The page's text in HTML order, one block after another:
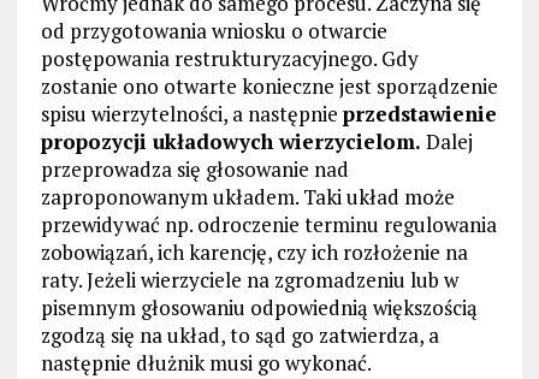
od przygotowania wniosku o otwarcie
postępowania restrukturyzacyjnego. Gdy
zostanie ono otwarte konieczne jest sporządzenie
spisu wierzytelności, a następnie przedstawienie
propozycji układowych wierzycielom. Dalej
przeprowadza się głosowanie nad
zaproponowanym układem. Taki układ może
przewidywać np. odroczenie terminu regulowania
zobowiązań, ich karencję, czy ich rozłożenie na
raty. Jeżeli wierzyciele na zgromadzeniu lub w
pisemnym głosowaniu odpowiednią większością
zgodzą się na układ, to sąd go zatwierdza, a
następnie dłużnik musi go wykonać.